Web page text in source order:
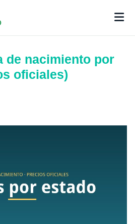
de nacimiento por
oficiales)